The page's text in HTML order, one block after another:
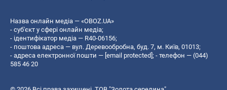
Назва онлайн медіа — «OBOZ.UA»
- суб'єкт у сфері онлайн медіа;
- ідентифікатор медіа — R40-06156;
- поштова адреса — вул. Деревообробна, буд. 7, м. Київ, 01013;
- адреса електронної пошти — [email protected]; - телефон — (044)
585 46 20